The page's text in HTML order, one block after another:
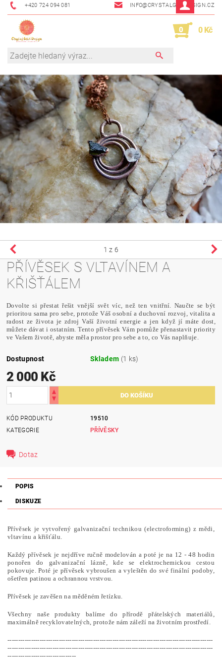
+420 724 094 081 INFO@CRYSTALGRIDDESIGN.CZ
0 0 Kč
1 z 6
PŘÍVĚSEK S VLTAVÍNEM A
KŘIŠŤÁLEM
Dovolte si přestat řešit vnější svět víc, než ten vnitřní. Naučte se být
prioritou sama pro sebe, protože Váš osobní a duchovní rozvoj, vitalita a
radost ze života je zdroj Vaší životní energie a jen když jí máte dost,
můžete dávat i ostatním. Tento přívěsek Vám pomůže přenastavit priority
ve Vašem životě, abyste měla prostor pro sebe a to, co Vás naplňuje.
Dostupnost Skladem (1 ks)
2 000 Kč
KÓD PRODUKTU
19510
KATEGORIE
PŘÍVĚSKY
Dotaz
POPIS
DISKUZE
Přívěsek je vytvořený galvanizační technikou (electroforming) z mědi,
vltavínu a křišťálu.
Každý přívěsek je nejdříve ručně modelován a poté je na 12 - 48 hodin
ponořen do galvanizační lázně, kde se elektrochemickou cestou
pokovuje. Poté je přívěsek vybroušen a vyleštěn do své finální podoby,
ošetřen patinou a ochrannou vrstvou.
Přívěsek je zavěšen na měděném řetízku.
Všechny naše produkty balíme do přírodě přátelských materiálů,
maximálně recyklovatelných, protože nám záleží na životním prostředí.
------------------------------------------------------------------------------------------------
------------------------------------------------------------------------------------------------
--------------------------------